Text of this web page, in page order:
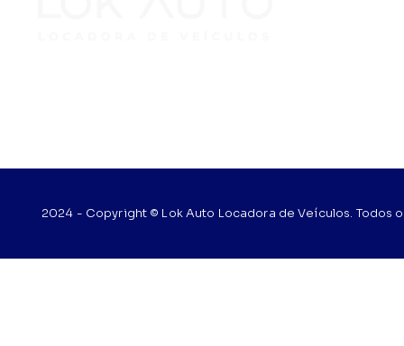
2024 - Copyright © Lok Auto Locadora de Veículos. Todos